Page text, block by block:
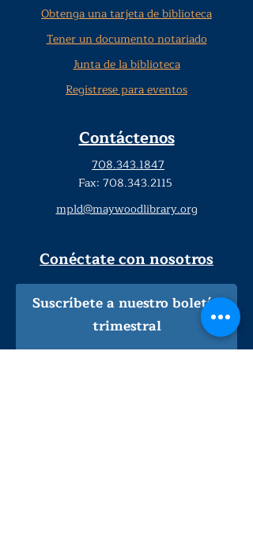
Obtenga una tarjeta de biblioteca
Tener un documento notariado
Junta de la biblioteca
Regístrese para eventos
Contáctenos
708.343.1847
Fax: 708.343.2115
mpld@maywoodlibrary.org
Conéctate con nosotros
Suscríbete a nuestro boletín
trimestral